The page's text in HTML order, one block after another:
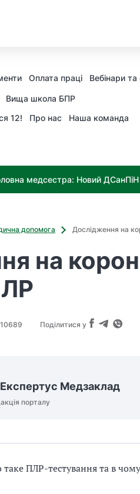
Оплата праці Вебінари
Вища школа БПР
12! Про нас Наша команда
медсестра: Новий ДСанПіН
допомога Дослідження на
на
10689 Поділитися у
Медзаклад
порталу
ПЛР-тестування та в